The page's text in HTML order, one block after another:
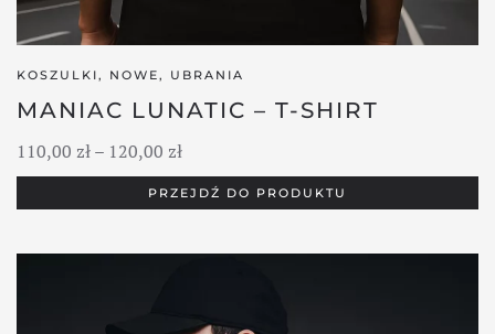
KOSZULKI, NOWE, UBRANIA
MANIAC LUNATIC – T-SHIRT
110,00 zł– 120,00 złZakres
cen:
od
PRZEJDŹ DO PRODUKTU